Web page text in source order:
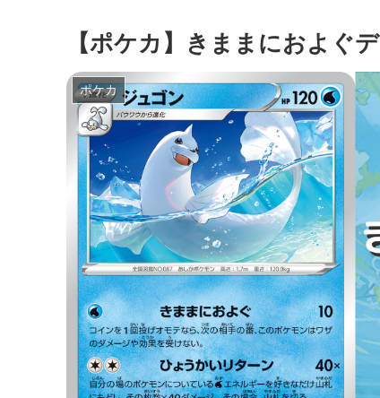
【ポケカ】きままにおよぐ
ポケカ